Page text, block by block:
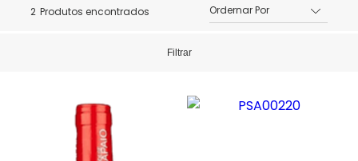
2 Produtos encontrados
Filtrar